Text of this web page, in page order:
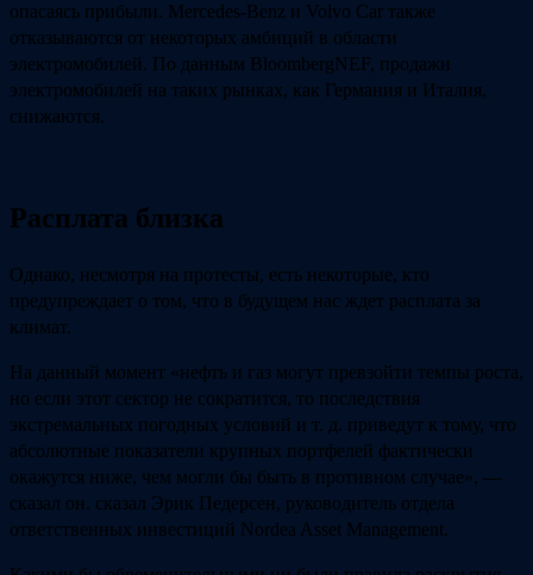
опасаясь прибыли. Mercedes-Benz и Volvo Car также
отказываются от некоторых амбиций в области
электромобилей. По данным BloombergNEF, продажи
электромобилей на таких рынках, как Германия и Италия,
снижаются.
Расплата близка
Однако, несмотря на протесты, есть некоторые, кто
предупреждает о том, что в будущем нас ждет расплата за
климат.
На данный момент «нефть и газ могут превзойти темпы роста,
но если этот сектор не сократится, то последствия
экстремальных погодных условий и т. д. приведут к тому, что
абсолютные показатели крупных портфелей фактически
окажутся ниже, чем могли бы быть в противном случае», —
сказал он. сказал Эрик Педерсен, руководитель отдела
ответственных инвестиций Nordea Asset Management.